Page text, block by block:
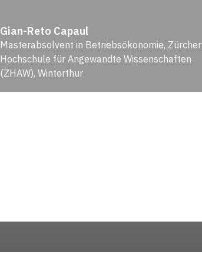
Gian-Reto Capaul
Masterabsolvent in Betriebsökonomie, Zürcher
Hochschule für Angewandte Wissenschaften
(ZHAW), Winterthur